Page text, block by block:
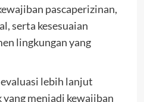
pascaperizinan,
serta kesesuaian
lingkungan yang
lebih lanjut
menjadi kewajiban